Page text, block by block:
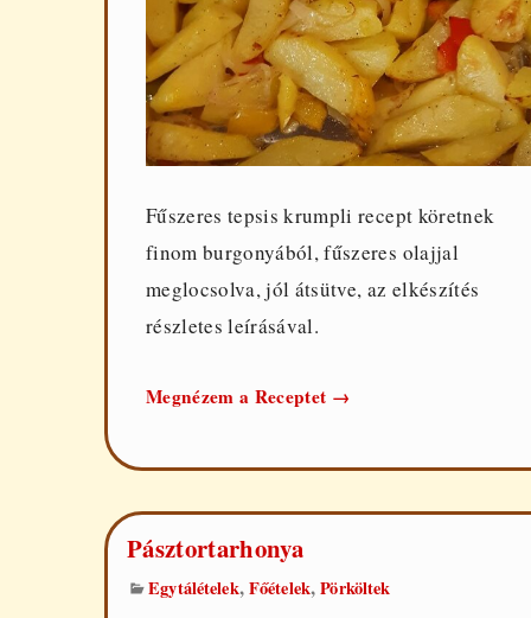
Fűszeres tepsis krumpli recept köretnek
finom burgonyából, fűszeres olajjal
meglocsolva, jól átsütve, az elkészítés
részletes leírásával.
Megnézem a Receptet Tepsis
→
Pásztortarhonya
Egytálételek,Főételek,Pörköltek